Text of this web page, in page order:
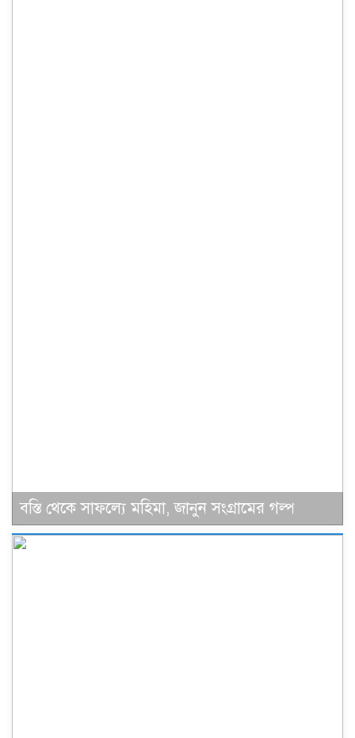
বস্তি থেকে সাফল্যে মহিমা, জানুন সংগ্রামের গল্প